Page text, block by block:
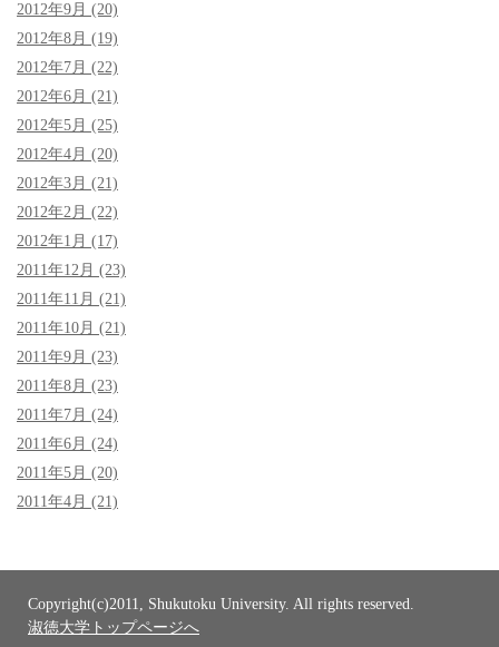
2012年9月 (20)
2012年8月 (19)
2012年7月 (22)
2012年6月 (21)
2012年5月 (25)
2012年4月 (20)
2012年3月 (21)
2012年2月 (22)
2012年1月 (17)
2011年12月 (23)
2011年11月 (21)
2011年10月 (21)
2011年9月 (23)
2011年8月 (23)
2011年7月 (24)
2011年6月 (24)
2011年5月 (20)
2011年4月 (21)
Copyright(c)2011, Shukutoku University. All rights reserved.
淑徳大学トップページへ